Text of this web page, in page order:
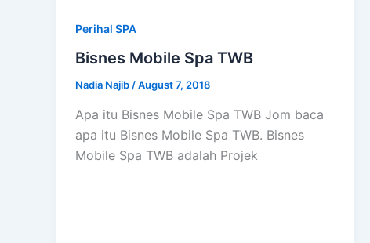
Perihal SPA
Bisnes Mobile Spa TWB
Nadia Najib/August 7, 2018
Apa itu Bisnes Mobile Spa TWB Jom baca
apa itu Bisnes Mobile Spa TWB. Bisnes
Mobile Spa TWB adalah Projek